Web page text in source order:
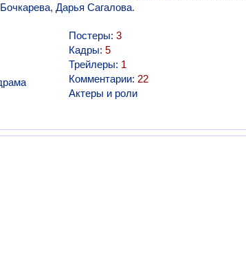
, Дарья Сагалова.
Постеры: 3
Кадры: 5
Трейлеры: 1
Комментарии: 22
Актеры и роли